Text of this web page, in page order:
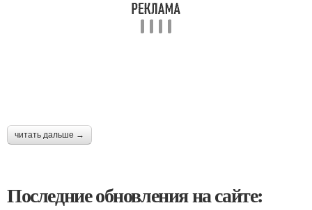
читать дальше →
Последние обновления на сайте: